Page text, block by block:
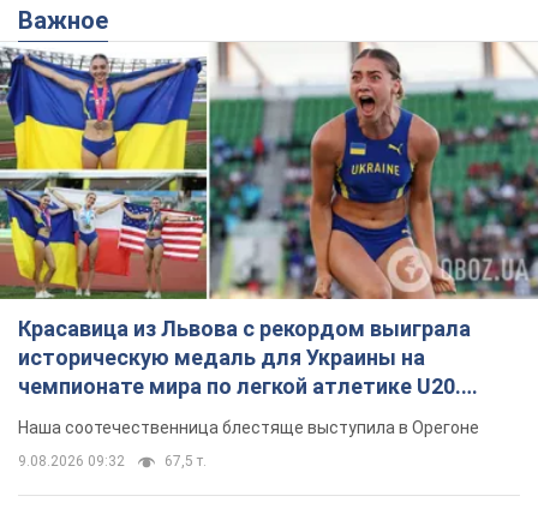
Важное
Красавица из Львова с рекордом выиграла
историческую медаль для Украины на
чемпионате мира по легкой атлетике U20.
Видео
Наша соотечественница блестяще выступила в Орегоне
9.08.2026 09:32 67,5 т.